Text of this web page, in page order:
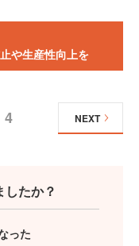
や生産性向上を
4 NEXT
したか？
った